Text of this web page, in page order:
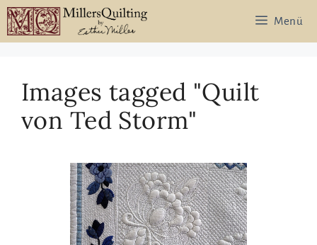
Zum
Inhalt
springen
Menü
Images tagged "Quilt
von Ted Storm"